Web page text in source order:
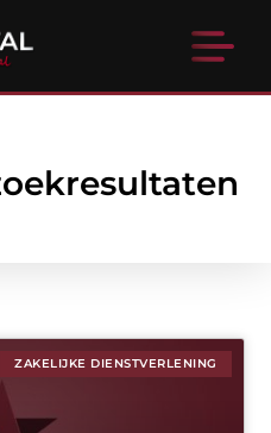
ZAKELIJKE DIENSTVERLENING